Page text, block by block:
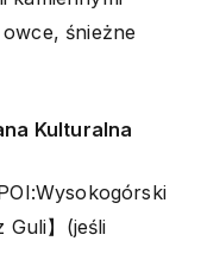
śnieżne
Kulturalna
Guli】(jeśli